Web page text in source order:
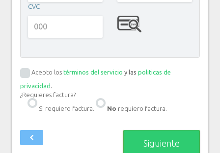
CVC
Acepto los términos del servicio y las politicas de
privacidad .
¿Requieres factura?
Si requiero factura.
No requiero factura.
Siguiente